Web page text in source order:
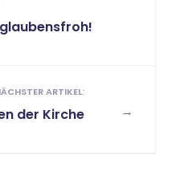
→
ARTIKEL:
der Kirche